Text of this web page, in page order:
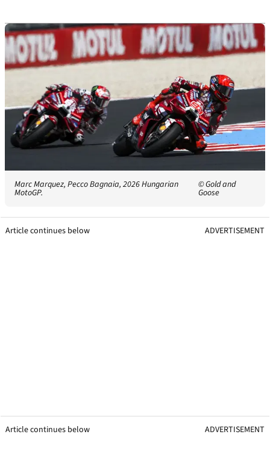
Marc Marquez, Pecco Bagnaia, 2026 Hungarian
MotoGP.
© Gold and
Goose
Article continues below ADVERTISEMENT
Article continues below ADVERTISEMENT